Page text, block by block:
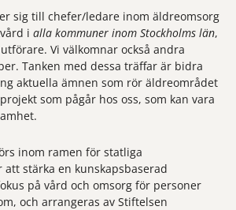
sig till chefer/ledare inom äldreomsorg
i alla kommuner inom Stockholms län,
Vi välkomnar också andra
Tanken med dessa träffar är bidra
aktuella ämnen som rör äldreområdet
som pågår hos oss, som kan vara
inom ramen för statliga
stärka en kunskapsbaserad
på vård och omsorg för personer
och arrangeras av Stiftelsen